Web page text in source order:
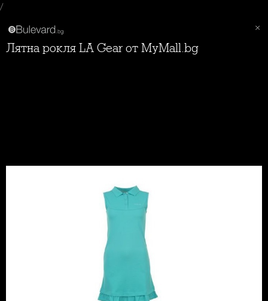
/
Лятна рокля LA Gear от MyMall.bg